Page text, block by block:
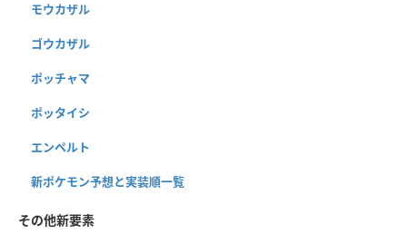
モウカザル
ゴウカザル
ポッチャマ
ポッタイシ
エンペルト
新ポケモン予想と実装順一覧
その他新要素